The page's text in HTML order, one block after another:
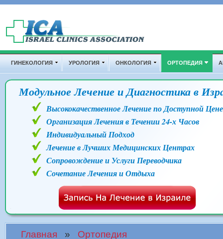
Перейти к основному содержанию
Дополнительные ссылки
ГИНЕКОЛОГИЯ УРОЛОГИЯ ОНКОЛОГИЯ ОРТОПЕДИЯ
Модульное Лечение и Диагностика в
Высококачественное Лечение по Доступной Цене
Организация Лечения в Течении 24-х Часов
Индивидуальный Подход
Лечение в Лучших Медицинских Центрах
Сопровождение и Услуги Переводчика
Сочетание Лечения и Отдыха
Вы здесь
Главная » Ортопедия